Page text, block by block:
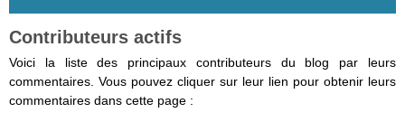
Contributeurs actifs
Voici la liste des principaux contributeurs du blog par leurs
commentaires. Vous pouvez cliquer sur leur lien pour obtenir leurs
commentaires dans cette page :